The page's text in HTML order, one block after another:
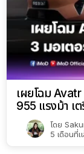
เผยโฉม
955 แรงม้า เ
โดย
5 เดือนที่